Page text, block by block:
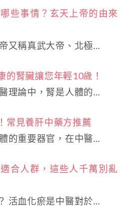
些事情？玄天上帝的由來
又稱真武大帝、北極…
的腎臟讓您年輕10歲！
理論中，腎是人體的…
常見養肝中藥方推薦
的重要器官，在中醫…
合人群，這些人千萬別亂
活血化瘀是中醫對於…